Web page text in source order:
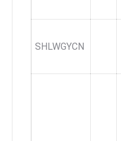
SHLWGYCN